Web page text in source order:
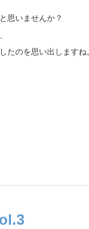
思いませんか？
たのを思い出しますね